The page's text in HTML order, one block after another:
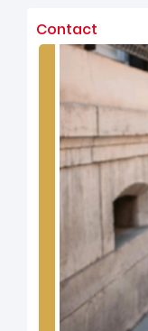
Contact